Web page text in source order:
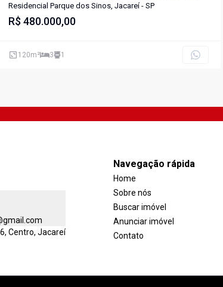
suíte, no Parque dos Sinos - Jacareí-SP
Residencial Parque dos Sinos, Jacareí - SP
R$ 480.000,00
120m² 3 1
Centro, Jacareí
Navegação rápida
Home
Sobre nós
Buscar imóvel
Anunciar imóvel
Contato